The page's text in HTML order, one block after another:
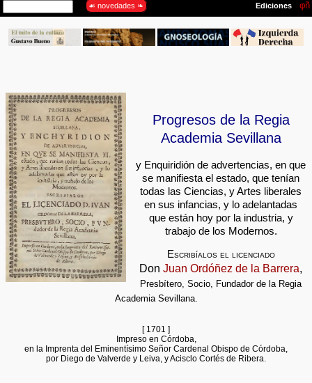
Progresos de la Regia
Academia Sevillana
y Enquiridión de advertencias, en que
se manifiesta el estado, que tenían
todas las Ciencias, y Artes liberales
en sus infancias, y lo adelantadas
que están hoy por la industria, y
trabajo de los Modernos.
Escribíalos el licenciado
DonJuan Ordóñez de la Barrera,
Presbítero, Socio, Fundador de la Regia
Academia Sevillana.
[ 1701 ]
Impreso en Córdoba,
en la Imprenta del Eminentísimo Señor Cardenal Obispo de Córdoba,
por Diego de Valverde y Leiva, y Acisclo Cortés de Ribera.